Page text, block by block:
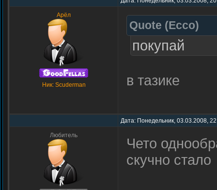
Арёл
Ник: Scuderman
Quote (Ecco)
покупай
в тазике
Дата: Понедельник, 03.03.2008,
Любитель
Чето
скучно стало